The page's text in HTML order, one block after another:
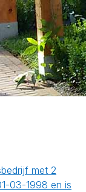
met 2
03-1998 en is